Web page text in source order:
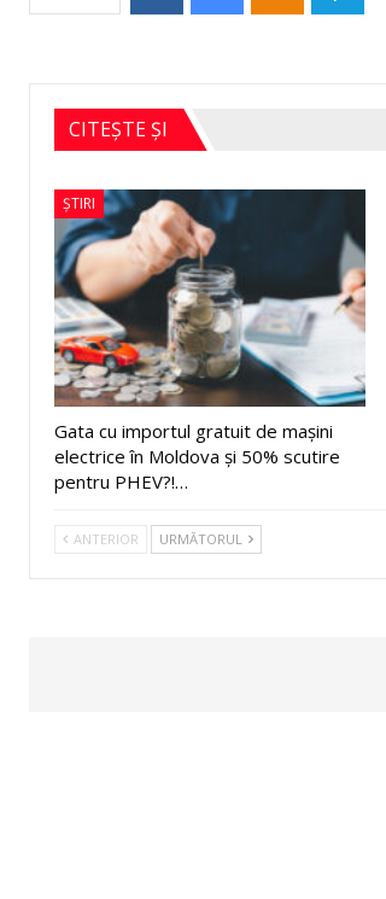
CITEȘTE ȘI
ȘTIRI
Gata cu importul gratuit de mașini
electrice în Moldova și 50% scutire
pentru PHEV?!…
ANTERIOR URMĂTORUL